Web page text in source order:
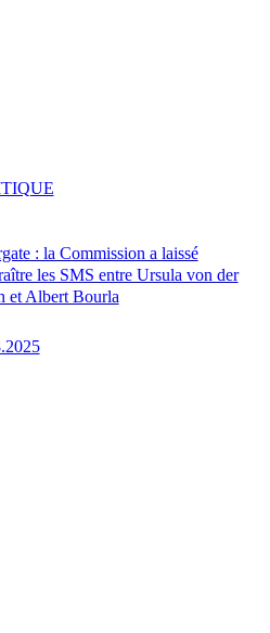
: la Commission a laissé
les SMS entre Ursula von der
et Albert Bourla